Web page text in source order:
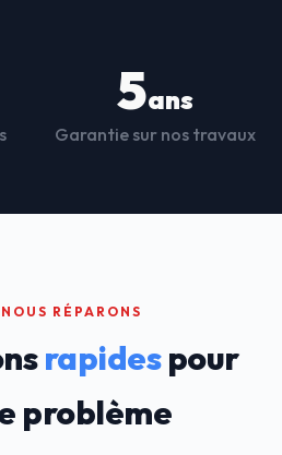
5ans
Garantie sur nos travaux
RÉPARONS
rapidespour
problème